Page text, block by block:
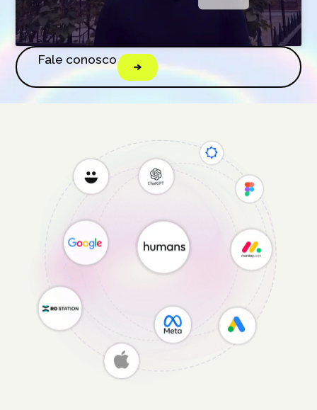
Fale conosco